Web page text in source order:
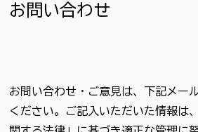
お問い合わせ
お問い合わせ・ご意見は、下記メー
ください。ご記入いただいた情報は